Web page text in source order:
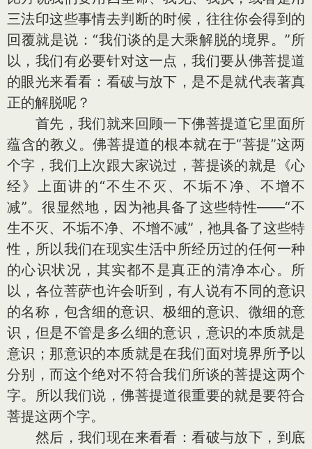
三法印这些事情去判断的时候，往往你会得到的
回覆就是说：“我们谈的是大乘解脱的境界。”所
以，我们有必要针对这一点，我们要从佛菩提道
的眼光来看看：看破与放下，是不是就代表著真
正的解脱呢？
首先，我们就来回顾一下佛菩提道它里面所
蕴含的教义。佛菩提道的根本就在于“菩提”这两
个字，我们上次跟大家说过，菩提谈的就是《心
经》上面讲的“不生不灭、不垢不净、不增不
减”。很显然地，因为祂具备了这些特性——“不
生不灭、不垢不净、不增不减”，祂具备了这些特
性，所以我们在现实生活中所经历过的任何一种
的心识状况，其实都不是真正的清净本心。所
以，各位菩萨也许会听到，有人说有不同的意识
的名称，包含细的意识、极细的意识、微细的意
识，但是不管是多么细的意识，意识的本质就是
意识；那意识的本质就是在我们面对境界所予以
分别，而这个绝对不符合我们所谈的菩提这两个
字。所以我们说，佛菩提道很重要的就是要符合
菩提这两个字。
然后，我们现在来看看：看破与放下，到底